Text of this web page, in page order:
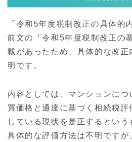
「令和5年度税制改正の具体的
前文の「令和5年度税制改正の
載があったため、具体的な改正
明です。
内容としては、マンションにつ
買価格と通達に基づく相続税
している現状を是正するという
具体的な評価方法は不明ですが